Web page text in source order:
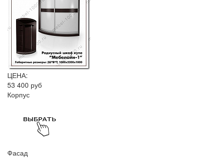
ЦЕНА:
53 400 руб
Корпус
Фасад